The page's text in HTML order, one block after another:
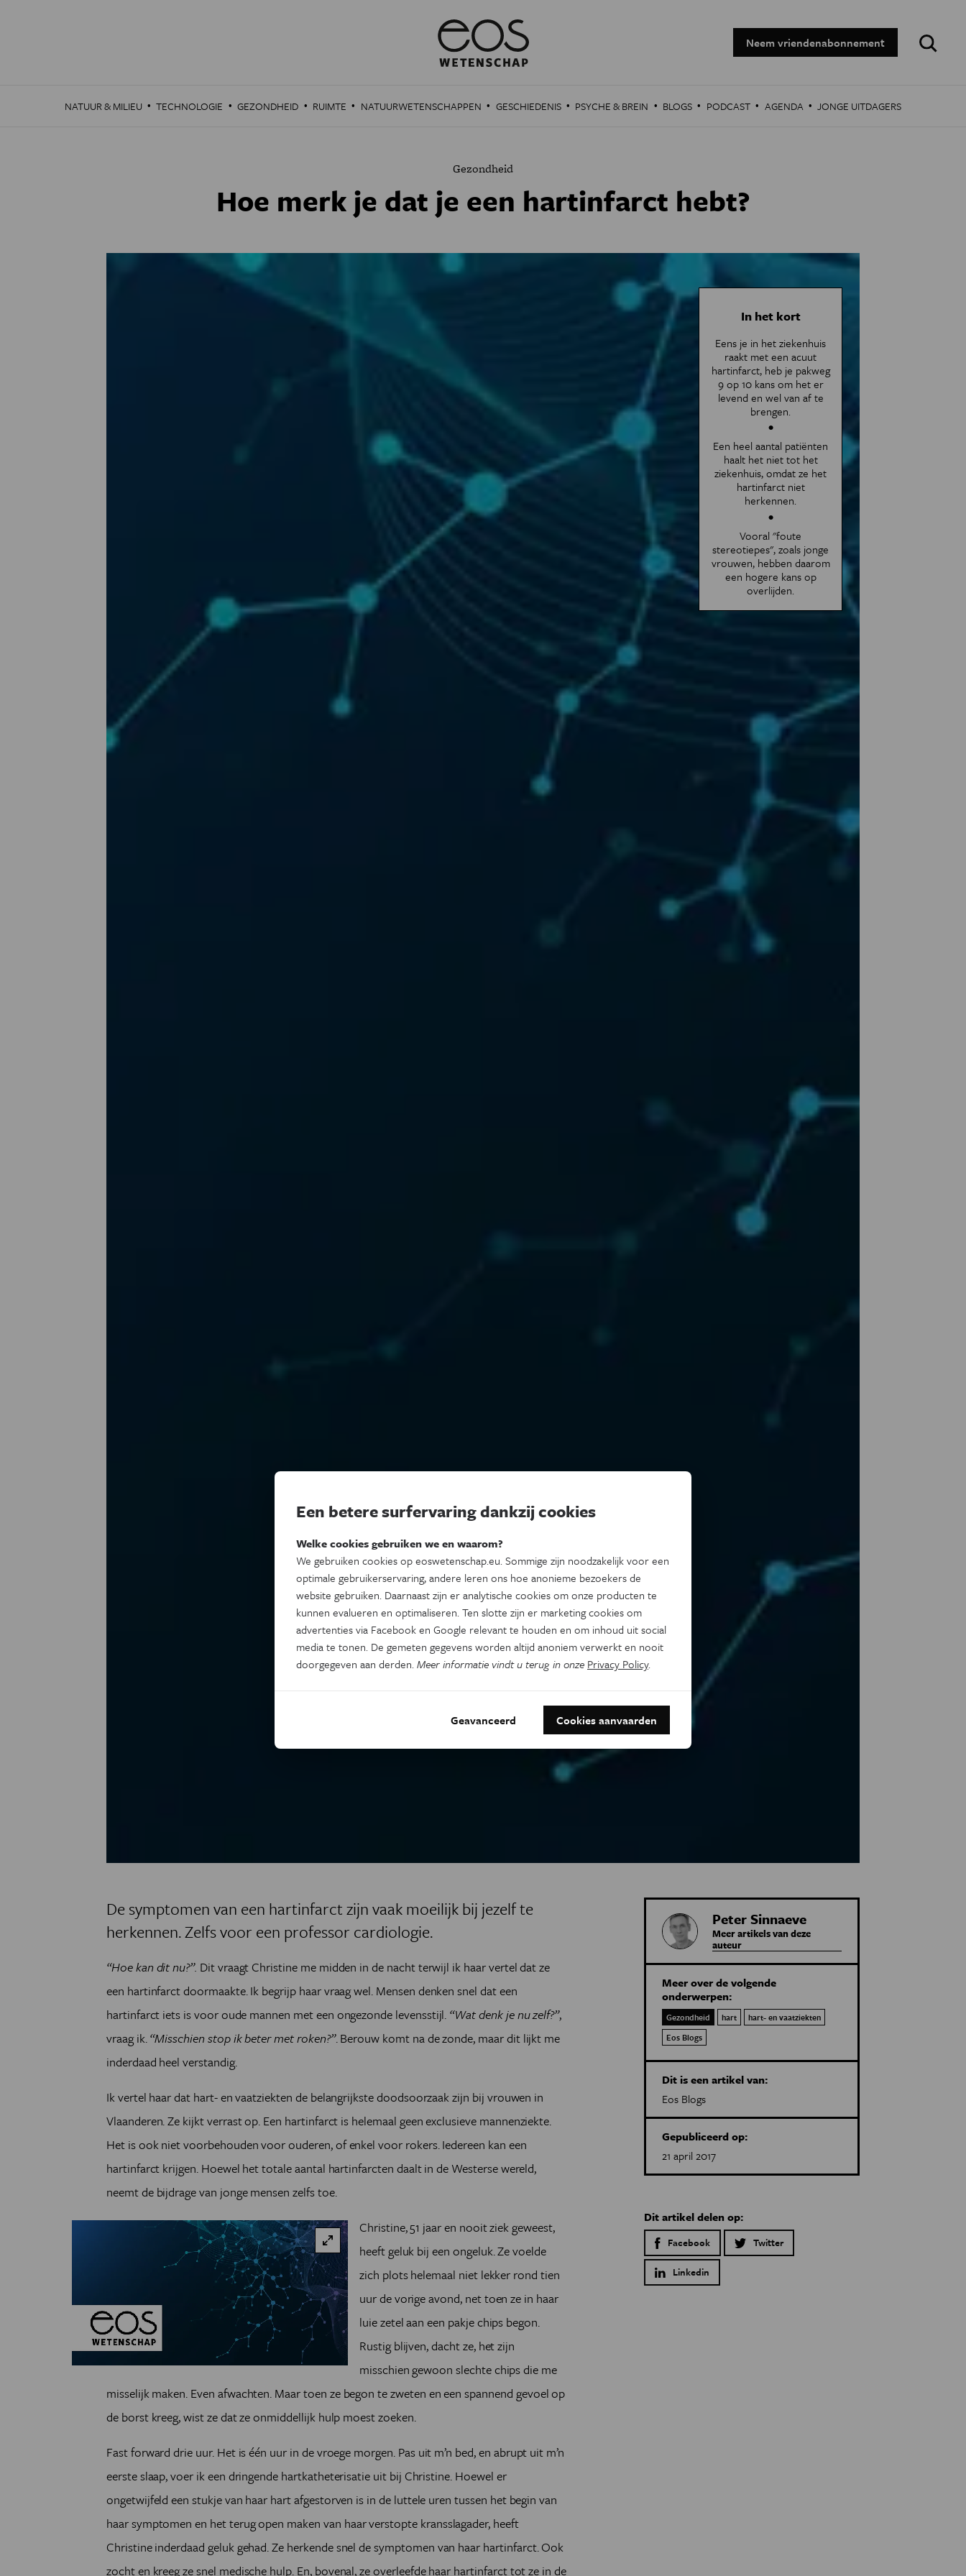
Neem vriendenabonnement
Zoeken:
NATUUR & MILIEU · TECHNOLOGIE · GEZONDHEID · RUIMTE · NATUURWETENSCHAPPEN · GESCHIEDENIS · PSYCHE & BREIN · BLOGS · PODCAST · AGENDA · JONGE UITDAGERS
Gezondheid
Hoe merk je dat je een hartinfarct hebt?
In het kort
Eens je in het ziekenhuis
raakt met een acuut
hartinfarct, heb je pakweg
9 op 10 kans om het er
levend en wel van af te
brengen.
Een heel aantal patiënten
haalt het niet tot het
ziekenhuis, omdat ze het
hartinfarct niet
herkennen.
Vooral "foute
stereotiepes", zoals jonge
vrouwen, hebben daarom
een hogere kans op
overlijden.
De symptomen van een hartinfarct zijn vaak moeilijk bij jezelf te
herkennen. Zelfs voor een professor cardiologie.
“Hoe kan dit nu?”. Dit vraagt Christine me midden in de nacht terwijl ik haar vertel dat ze
een hartinfarct doormaakte. Ik begrijp haar vraag wel. Mensen denken snel dat een
hartinfarct iets is voor oude mannen met een ongezonde levensstijl. “Wat denk je nu zelf?”,
vraag ik.“Misschien stop ik beter met roken?”. Berouw komt na de zonde, maar dit lijkt me
inderdaad heel verstandig.
Ik vertel haar dat hart- en vaatziekten de belangrijkste doodsoorzaak zijn bij vrouwen in
Vlaanderen. Ze kijkt verrast op. Een hartinfarct is helemaal geen exclusieve mannenziekte.
Het is ook niet voorbehouden voor ouderen, of enkel voor rokers. Iedereen kan een
hartinfarct krijgen. Hoewel het totale aantal hartinfarcten daalt in de Westerse wereld,
neemt de bijdrage van jonge mensen zelfs toe.
Christine, 51 jaar en nooit ziek geweest,
heeft geluk bij een ongeluk. Ze voelde
zich plots helemaal niet lekker rond tien
uur de vorige avond, net toen ze in haar
luie zetel aan een pakje chips begon.
Rustig blijven, dacht ze, het zijn
misschien gewoon slechte chips die me
misselijk maken. Even afwachten. Maar toen ze begon te zweten en een spannend gevoel op
de borst kreeg, wist ze dat ze onmiddellijk hulp moest zoeken.
Fast forward drie uur. Het is één uur in de vroege morgen. Pas uit m’n bed, en abrupt uit m’n
eerste slaap, voer ik een dringende hartkatheterisatie uit bij Christine. Hoewel er
ongetwijfeld een stukje van haar hart afgestorven is in de luttele uren tussen het begin van
haar symptomen en het terug open maken van haar verstopte kransslagader, heeft
Christine inderdaad geluk gehad. Ze herkende snel de symptomen van haar hartinfarct. Ook
zocht en kreeg ze snel medische hulp. En, bovenal, ze overleefde haar hartinfarct tot ze in de
Peter Sinnaeve
Meer artikels van deze
auteur
Meer over de volgende
onderwerpen:
Gezondheid hart
hart- en vaatziekten
Eos Blogs
Dit is een artikel van:
Eos Blogs
Gepubliceerd op:
21 april 2017
Dit artikel delen op:
Facebook Twitter
Linkedin
Een betere surfervaring dankzij cookies
Welke cookies gebruiken we en waarom?
We gebruiken cookies op eoswetenschap.eu. Sommige zijn noodzakelijk voor een
optimale gebruikerservaring, andere leren ons hoe anonieme bezoekers de
website gebruiken. Daarnaast zijn er analytische cookies om onze producten te
kunnen evalueren en optimaliseren. Ten slotte zijn er marketing cookies om
advertenties via Facebook en Google relevant te houden en om inhoud uit social
media te tonen. De gemeten gegevens worden altijd anoniem verwerkt en nooit
doorgegeven aan derden.Meer informatie vindt u terug in onze Privacy Policy.
Geavanceerd Cookies aanvaarden